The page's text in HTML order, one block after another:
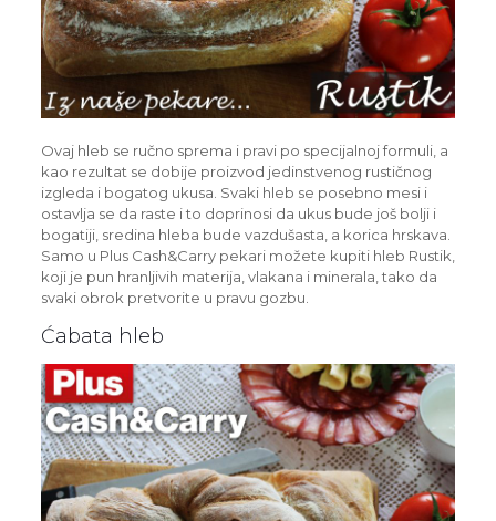
Ovaj hleb se ručno sprema i pravi po specijalnoj formuli, a
kao rezultat se dobije proizvod jedinstvenog rustičnog
izgleda i bogatog ukusa. Svaki hleb se posebno mesi i
ostavlja se da raste i to doprinosi da ukus bude još bolji i
bogatiji, sredina hleba bude vazdušasta, a korica hrskava.
Samo u Plus Cash&Carry pekari možete kupiti hleb Rustik,
koji je pun hranljivih materija, vlakana i minerala, tako da
svaki obrok pretvorite u pravu gozbu.
Ćabata hleb